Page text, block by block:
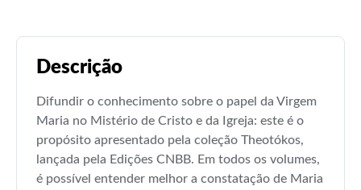
Descrição
Difundir o conhecimento sobre o papel da Virgem
Maria no Mistério de Cristo e da Igreja: este é o
propósito apresentado pela coleção Theotókos,
lançada pela Edições CNBB. Em todos os volumes,
é possível entender melhor a constatação de Maria